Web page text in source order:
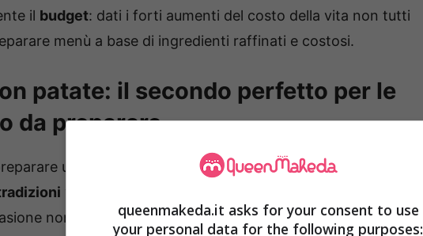
il budget: dati i forti aumenti del costo della vita non tutti
menù a base di ingredienti raffinati e costosi.
patate: il secondo perfetto per le
da preparare
un menù coi fiocchi anche con un budget limitato.
non si consuma carne e si opta invece per ilpesce.
queenmakeda.it asks for your consent to use
your personal data for the following purposes: